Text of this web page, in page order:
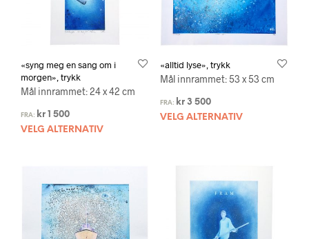
«syng meg en sang om i
morgen», trykk
Mål innrammet: 24 x 42 cm
FRA: kr 1 500
VELG ALTERNATIV
«alltid lyse», trykk
Mål innrammet: 53 x 53 cm
FRA: kr3 500
VELG ALTERNATIV